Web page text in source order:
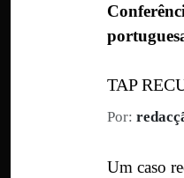
TAP
Por:
Um caso